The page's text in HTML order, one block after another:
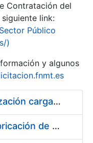
Contratación del
link:
Público
)
y algunos
Pliego condiciones optimización cargas compras firmado
Acuerdo marco para la fabricación de piezas